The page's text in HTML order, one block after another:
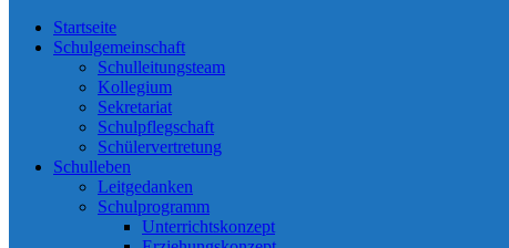
Startseite
Schulgemeinschaft
Schulleitungsteam
Kollegium
Sekretariat
Schulpflegschaft
Schülervertretung
Schulleben
Leitgedanken
Schulprogramm
Unterrichtskonzept